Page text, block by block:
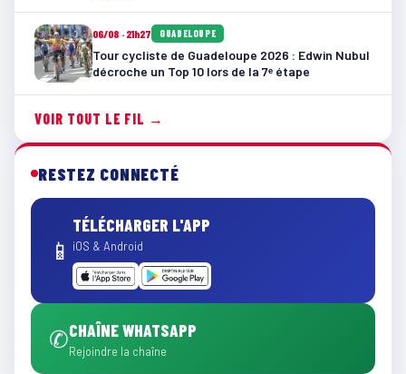
06/08 · 21h27 GUADELOUPE
Tour cycliste de Guadeloupe 2026 : Edwin Nubul
décroche un Top 10 lors de la 7ᵉ étape
VOIR TOUT LE FIL →
RESTEZ CONNECTÉ
📱
TÉLÉCHARGER L'APP
iOS & Android
✆CHAÎNE WHATSAPP
Rejoindre la chaîne